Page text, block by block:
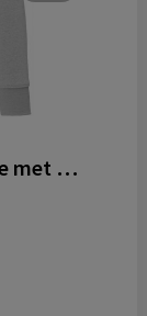
Charon 240 g/m² heren hoodie met ritssluiting